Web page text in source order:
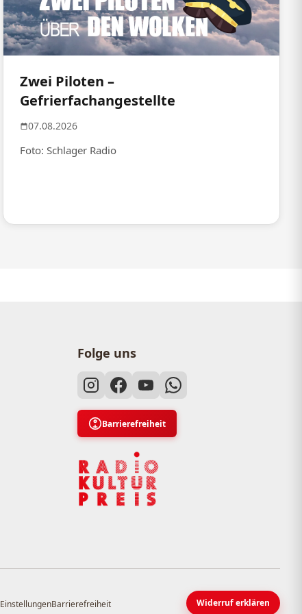
Zwei Piloten –
Gefrierfachangestellte
07.08.2026
Foto: Schlager Radio
Folge uns
Barrierefreiheit
Barrierefreiheit Widerruf erklären